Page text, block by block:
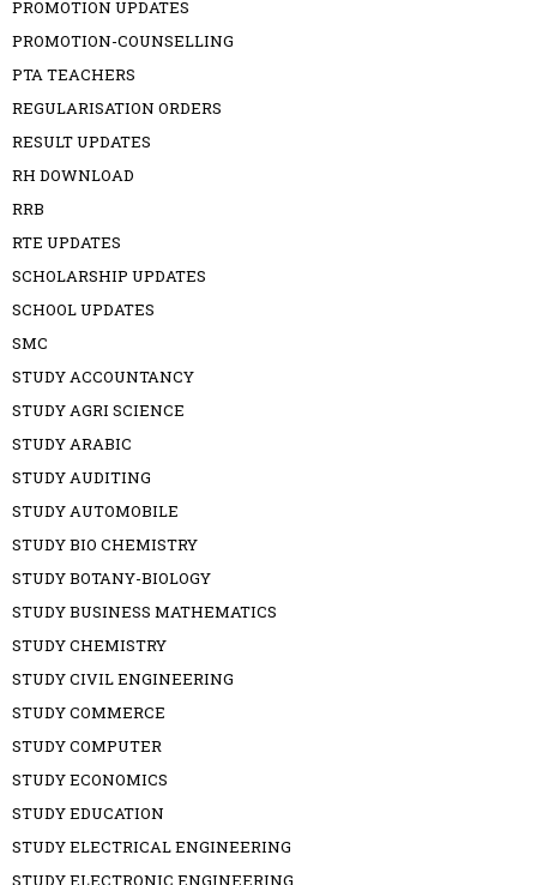
PROMOTION UPDATES
PROMOTION-COUNSELLING
PTA TEACHERS
REGULARISATION ORDERS
RESULT UPDATES
RH DOWNLOAD
RRB
RTE UPDATES
SCHOLARSHIP UPDATES
SCHOOL UPDATES
SMC
STUDY ACCOUNTANCY
STUDY AGRI SCIENCE
STUDY ARABIC
STUDY AUDITING
STUDY AUTOMOBILE
STUDY BIO CHEMISTRY
STUDY BOTANY-BIOLOGY
STUDY BUSINESS MATHEMATICS
STUDY CHEMISTRY
STUDY CIVIL ENGINEERING
STUDY COMMERCE
STUDY COMPUTER
STUDY ECONOMICS
STUDY EDUCATION
STUDY ELECTRICAL ENGINEERING
STUDY ELECTRONIC ENGINEERING